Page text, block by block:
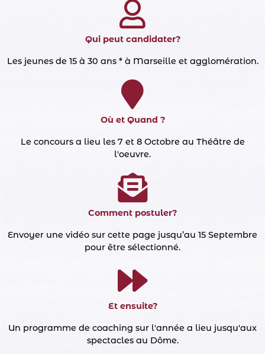
Qui peut candidater?​
Les jeunes de 15 à 30 ans * à Marseille et agglomération.
Où et Quand ?
Le concours a lieu les 7 et 8 Octobre au Théâtre de
l'oeuvre.
Comment postuler?​
Envoyer une vidéo sur cette page jusqu’au 15 Septembre
pour être sélectionné.
Et ensuite?​
Un programme de coaching sur l'année a lieu jusqu'aux
spectacles au Dôme.